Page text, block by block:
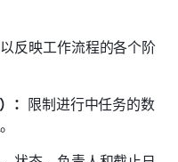
反映工作流程的各个阶
： 限制进行中任务的数